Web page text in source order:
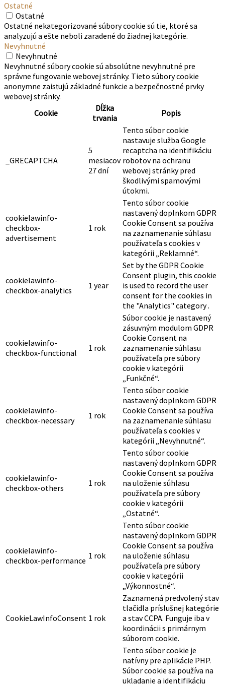
Ostatné
Ostatné
Ostatné nekategorizované súbory cookie sú tie, ktoré sa
analyzujú a ešte neboli zaradené do žiadnej kategórie.
Nevyhnutné
Nevyhnutné
Nevyhnutné súbory cookie sú absolútne nevyhnutné pre
správne fungovanie webovej stránky. Tieto súbory cookie
anonymne zaisťujú základné funkcie a bezpečnostné prvky
webovej stránky.
Cookie
Dĺžka
trvania
Popis
_GRECAPTCHA
5
mesiacov
27 dní
Tento súbor cookie
nastavuje služba Google
recaptcha na identifikáciu
robotov na ochranu
webovej stránky pred
škodlivými spamovými
útokmi.
cookielawinfo-
checkbox-
advertisement
1 rok
Tento súbor cookie
nastavený doplnkom GDPR
Cookie Consent sa používa
na zaznamenanie súhlasu
používateľa s cookies v
kategórii „Reklamné“.
cookielawinfo-
checkbox-analytics
1 year
Set by the GDPR Cookie
Consent plugin, this cookie
is used to record the user
consent for the cookies in
the "Analytics" category .
cookielawinfo-
checkbox-functional
1 rok
Súbor cookie je nastavený
zásuvným modulom GDPR
Cookie Consent na
zaznamenanie súhlasu
používateľa pre súbory
cookie v kategórii
„Funkčné“.
cookielawinfo-
checkbox-necessary
1 rok
Tento súbor cookie
nastavený doplnkom GDPR
Cookie Consent sa používa
na zaznamenanie súhlasu
používateľa s cookies v
kategórii „Nevyhnutné“.
cookielawinfo-
checkbox-others
1 rok
Tento súbor cookie
nastavený doplnkom GDPR
Cookie Consent sa používa
na uloženie súhlasu
používateľa pre súbory
cookie v kategórii
„Ostatné“.
cookielawinfo-
checkbox-performance 1 rok
Tento súbor cookie
nastavený doplnkom GDPR
Cookie Consent sa používa
na uloženie súhlasu
používateľa pre súbory
cookie v kategórii
„Výkonnostné“.
CookieLawInfoConsent 1 rok
Zaznamená predvolený stav
tlačidla príslušnej kategórie
a stav CCPA. Funguje iba v
koordinácii s primárnym
súborom cookie.
Tento súbor cookie je
natívny pre aplikácie PHP.
Súbor cookie sa používa na
ukladanie a identifikáciu